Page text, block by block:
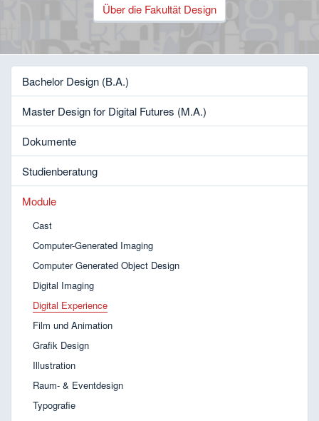
Über die Fakultät Design
Bachelor Design (B.A.)
Master Design for Digital Futures (M.A.)
Dokumente
Studienberatung
Module
Cast
Computer-Generated Imaging
Computer Generated Object Design
Digital Imaging
Digital Experience
Film und Animation
Grafik Design
Illustration
Raum- & Eventdesign
Typografie